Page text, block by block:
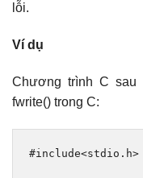
lỗi.
Ví dụ
Chương trình C sau
fwrite() trong C:
#include<stdio.h>